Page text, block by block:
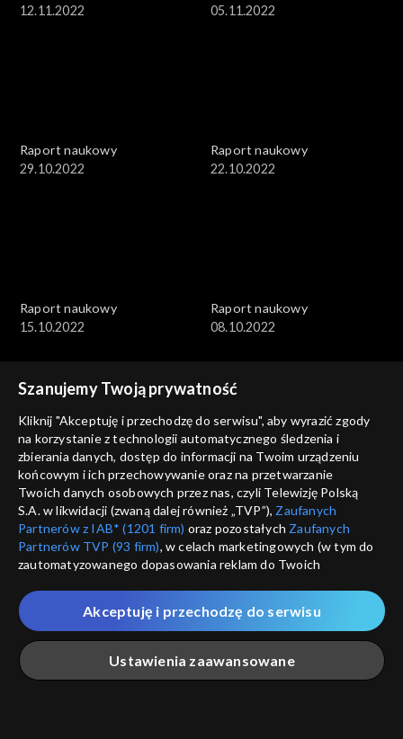
12.11.2022
05.11.2022
Raport naukowy
29.10.2022
Raport naukowy
22.10.2022
Raport naukowy
15.10.2022
Raport naukowy
08.10.2022
Rekomendowane dla Ciebie
© 2026 Telewizja Polska S.A. w likwidacji
regulamin serwisu
Szanujemy Twoją prywatność
Kliknij "Akceptuję i przechodzę do serwisu", aby wyrazić zgody
na korzystanie z technologii automatycznego śledzenia i
zbierania danych, dostęp do informacji na Twoim urządzeniu
końcowym i ich przechowywanie oraz na przetwarzanie
Twoich danych osobowych przez nas, czyli Telewizję Polską
S.A. w likwidacji (zwaną dalej również „TVP”), Zaufanych
Partnerów z IAB* (1201 firm) oraz pozostałych Zaufanych
Partnerów TVP (93 firm), w celach marketingowych (w tym do
zautomatyzowanego dopasowania reklam do Twoich
które wskazujemy poniżej, a także zgody na udostępnianie
przez nas identyfikatora PPID do Google.
Twoje dane osobowe zbierane podczas odwiedzania przez
Ciebie naszych
poszczególnych serwisówzwanych dalej
„Portalem”, w tym informacje zapisywane za pomocą
Ustawienia zaawansowane
Akceptuję i przechodzę do serwisu